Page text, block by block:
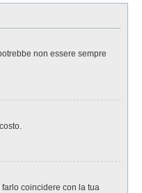
non essere sempre
coincidere con la tua